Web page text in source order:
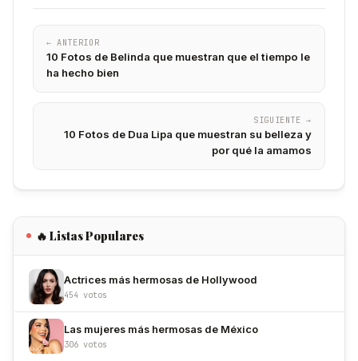
← ANTERIOR
10 Fotos de Belinda que muestran que el tiempo le
ha hecho bien
SIGUIENTE →
10 Fotos de Dua Lipa que muestran su belleza y
por qué la amamos
🔥 Listas Populares
Actrices más hermosas de Hollywood
454 votos
Las mujeres más hermosas de México
306 votos